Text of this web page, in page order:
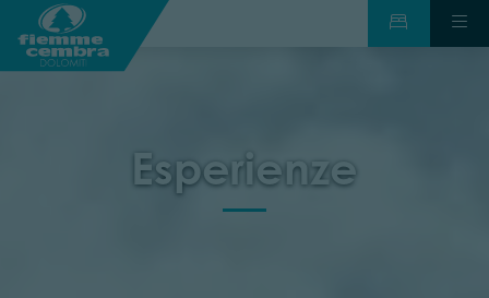
Esperienze